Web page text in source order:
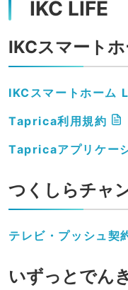
IKC LIFE
IKCスマート
IKCスマートホーム
Taprica利用規約
Tapricaアプリケー
つくしらチャ
テレビ・プッシュ契
いずっとでん